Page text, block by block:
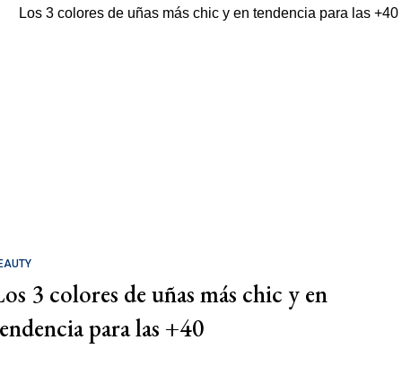
3 colores de uñas más chic y en
para las +40